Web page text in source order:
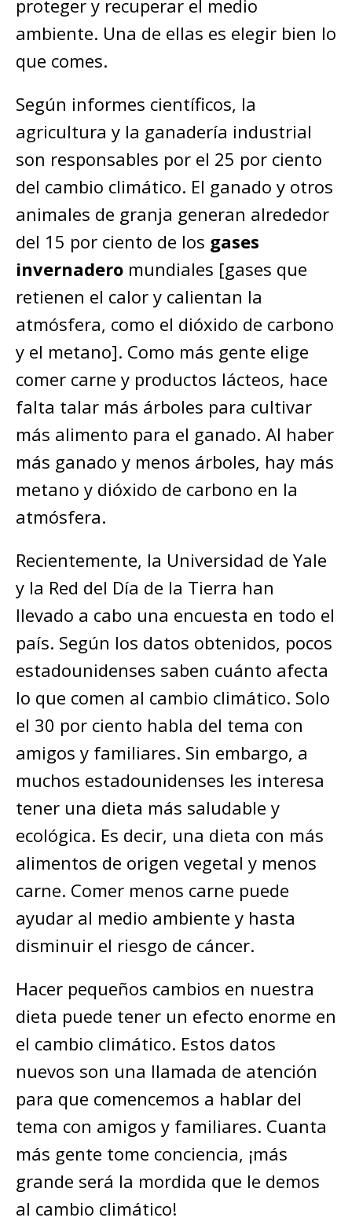
proteger y recuperar el medio
ambiente. Una de ellas es elegir bien lo
que comes.
Según informes científicos, la
agricultura y la ganadería industrial
son responsables por el 25 por ciento
del cambio climático. El ganado y otros
animales de granja generan alrededor
del 15 por ciento de los gases
invernadero mundiales [gases que
retienen el calor y calientan la
atmósfera, como el dióxido de carbono
y el metano]. Como más gente elige
comer carne y productos lácteos, hace
falta talar más árboles para cultivar
más alimento para el ganado. Al haber
más ganado y menos árboles, hay más
metano y dióxido de carbono en la
atmósfera.
Recientemente, la Universidad de Yale
y la Red del Día de la Tierra han
llevado a cabo una encuesta en todo el
país. Según los datos obtenidos, pocos
estadounidenses saben cuánto afecta
lo que comen al cambio climático. Solo
el 30 por ciento habla del tema con
amigos y familiares. Sin embargo, a
muchos estadounidenses les interesa
tener una dieta más saludable y
ecológica. Es decir, una dieta con más
alimentos de origen vegetal y menos
carne. Comer menos carne puede
ayudar al medio ambiente y hasta
disminuir el riesgo de cáncer.
Hacer pequeños cambios en nuestra
dieta puede tener un efecto enorme en
el cambio climático. Estos datos
nuevos son una llamada de atención
para que comencemos a hablar del
tema con amigos y familiares. Cuanta
más gente tome conciencia, ¡más
grande será la mordida que le demos
al cambio climático!